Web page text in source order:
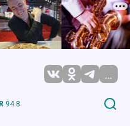
...
94.8